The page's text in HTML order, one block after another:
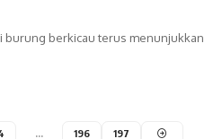
burung berkicau terus menunjukkan
… 196 197